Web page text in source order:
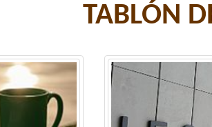
TABLÓN